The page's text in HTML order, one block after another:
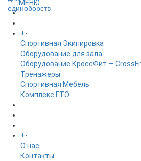
МЕНЮ
ГЛАВНАЯ
+-
Спортивная Экипировка
Оборудование для зала
Оборудование КроссФит —
Тренажеры
Спортивная Мебель
Комплекс ГТО
+-
O нас
Контакты